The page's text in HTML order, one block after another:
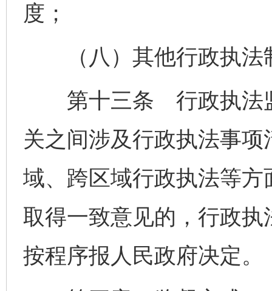
度；
（八）其他行政执法
第十三条 行政执法监
关之间涉及行政执法事
域、跨区域行政执法等
取得一致意见的，行政
按程序报人民政府决定。